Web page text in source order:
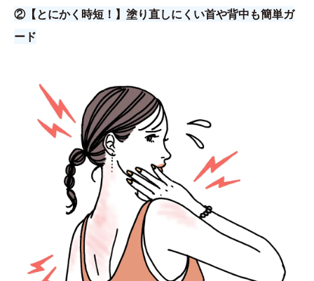
②【とにかく時短！】塗り直しにくい首や背中も簡単ガ
ード